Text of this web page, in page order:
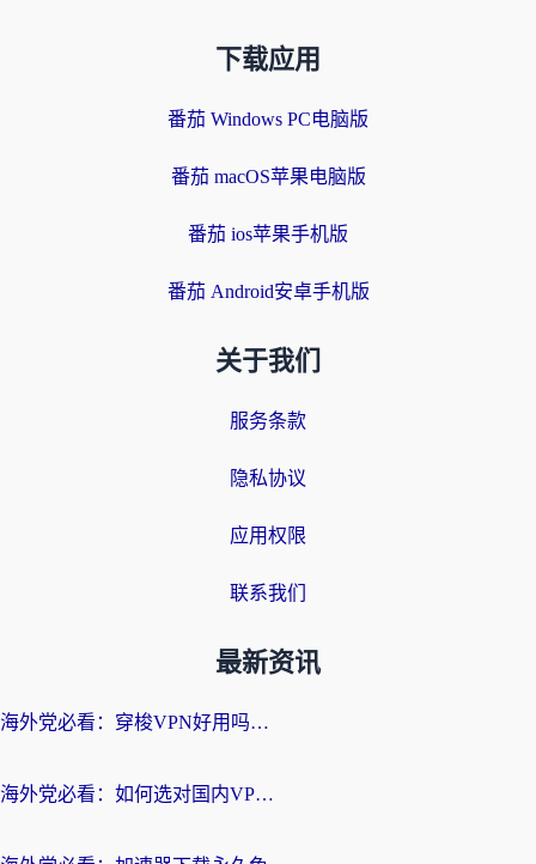
下载应用
番茄 Windows PC电脑版
番茄 macOS苹果电脑版
番茄 ios苹果手机版
番茄 Android安卓手机版
关于我们
服务条款
隐私协议
应用权限
联系我们
最新资讯
海外党必看：穿梭VPN好用吗？和云帆VPN对比哪个回国效果更好？附真实测评+避坑指南
海外党必看：如何选对国内VPN，实现无缝访问国内资源？